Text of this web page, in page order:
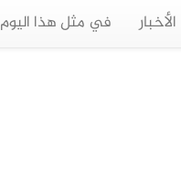
الأخبار في مثل هذا اليوم